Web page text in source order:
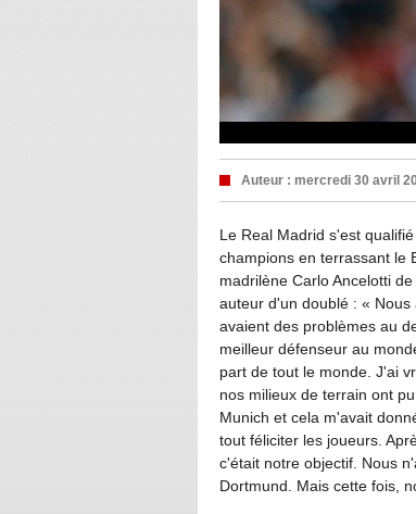
Auteur : mercredi 30 avril
Le Real Madrid s'est
champions en terrassant le
madrilène Carlo Ancelotti
auteur d'un doublé : «
avaient des problèmes au
meilleur défenseur au
part de tout le monde. J'ai
nos milieux de terrain ont
Munich et cela m'avait
tout féliciter les joueurs.
c'était notre objectif. Nous
Dortmund. Mais cette fois,